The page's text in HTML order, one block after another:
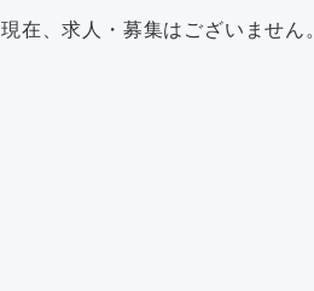
現在、求人・募集はございません。